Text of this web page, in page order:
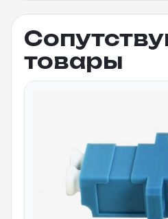
товары